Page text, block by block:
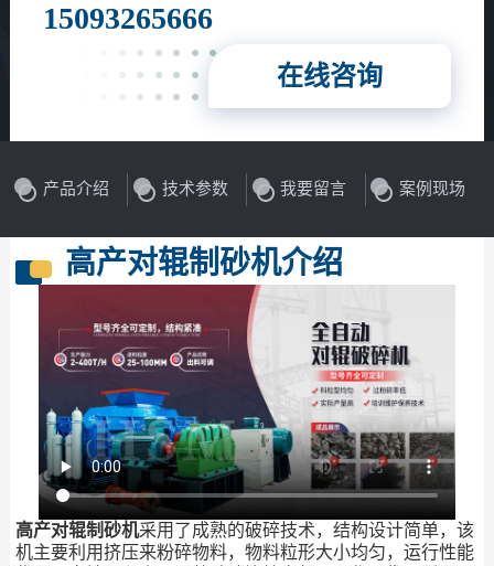
15093265666
在线咨询
产品介绍 技术参数 我要留言 案例现场
高产对辊制砂机介绍
高产对辊制砂机采用了成熟的破碎技术，结构设计简单，该
机主要利用挤压来粉碎物料，物料粒形大小均匀，运行性能